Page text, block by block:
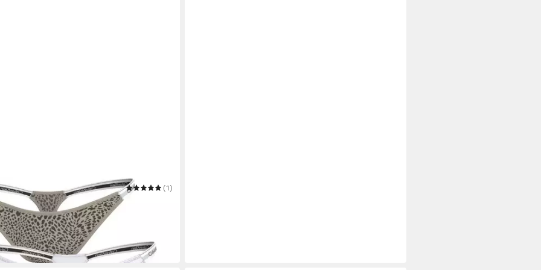
UNDERWEAR
(1)
Stk)
bei dir